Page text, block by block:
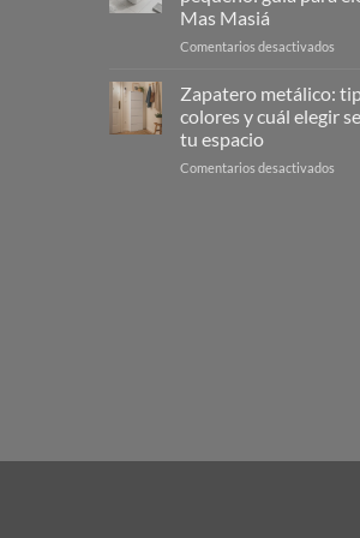
de
6
Mas Masiá
Comentarios desactivados
de
Zapatero metálico:
colores y cuál elegir
tu espacio
Comentarios desactivados